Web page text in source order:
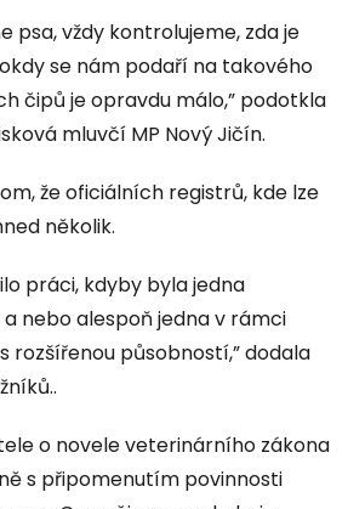
psa, vždy kontrolujeme, zda je
se nám podaří na takového
čipů je opravdu málo,” podotkla
mluvčí MP Nový Jičín.
že oficiálních registrů, kde lze
několik.
práci, kdyby byla jedna
nebo alespoň jedna v rámci
rozšířenou působností,” dodala
o novele veterinárního zákona
s připomenutím povinnosti